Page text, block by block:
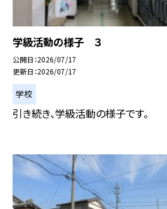
学級活動の様子 ３
公開日 2026/07/17
更新日 2026/07/17
学校
引き続き、学級活動の様子です。